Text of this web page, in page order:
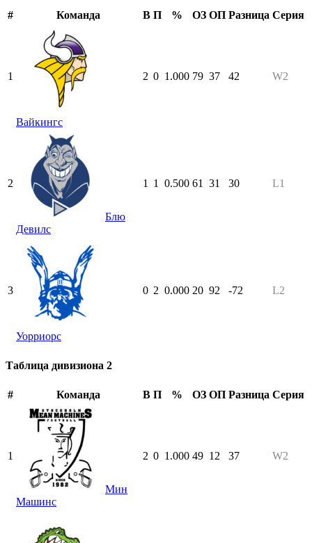
# Команда В П % ОЗ ОП Разница Серия
1
Вайкингс
2 0 1.000 79 37 42 W2
2
Блю
Девилс
1 1 0.500 61 31 30 L1
3
Уорриорс
0 2 0.000 20 92 -72 L2
Таблица дивизиона 2
# Команда В П % ОЗ ОП Разница Серия
1
Мин
Машинс
2 0 1.000 49 12 37 W2